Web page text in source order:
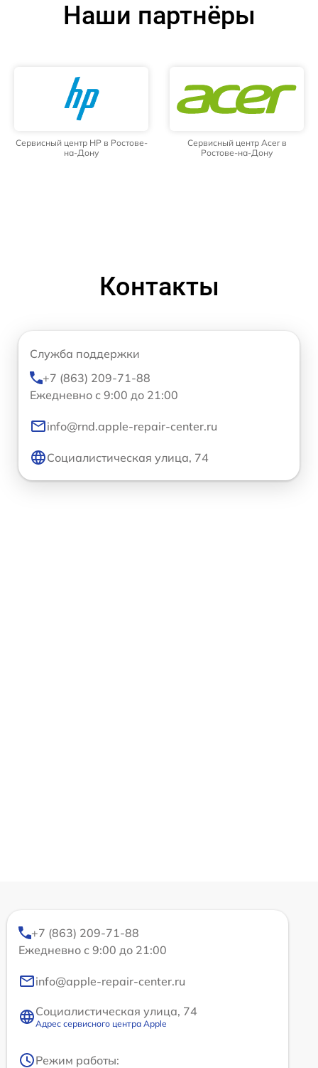
Наши партнёры
Сервисный центр HP в Ростове-
на-Дону
Сервисный центр Acer в
Ростове-на-Дону
Контакты
Служба поддержки
+7 (863) 209-71-88
Ежедневно с 9:00 до 21:00
info@rnd.apple-repair-center.ru
Социалистическая улица, 74
+7 (863) 209-71-88
Ежедневно с 9:00 до 21:00
info@apple-repair-center.ru
Социалистическая улица, 74
Адрес сервисного центра Apple
Режим работы: